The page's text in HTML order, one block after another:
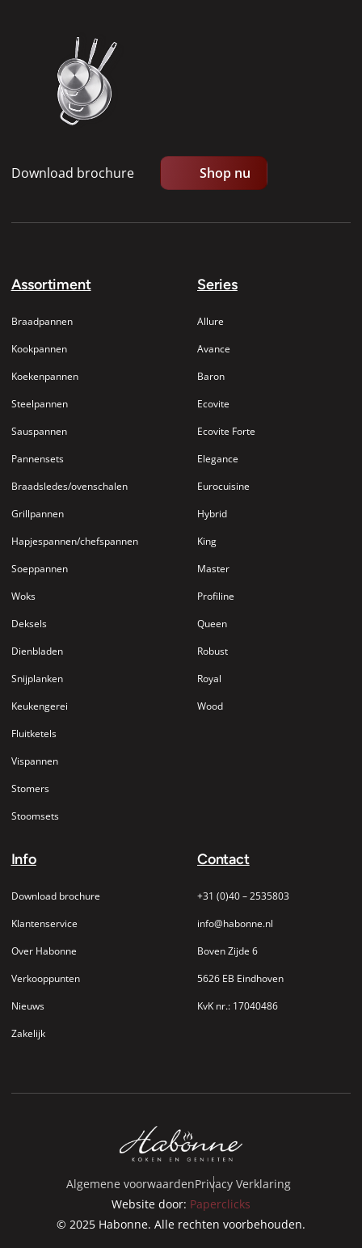
Download brochure Shop nu
Assortiment
Braadpannen
Kookpannen
Koekenpannen
Steelpannen
Sauspannen
Pannensets
Braadsledes/ovenschalen
Grillpannen
Hapjespannen/chefspannen
Soeppannen
Woks
Deksels
Dienbladen
Snijplanken
Keukengerei
Fluitketels
Vispannen
Stomers
Stoomsets
Series
Allure
Avance
Baron
Ecovite
Ecovite Forte
Elegance
Eurocuisine
Hybrid
King
Master
Profiline
Queen
Robust
Royal
Wood
Info
Download brochure
Klantenservice
Over Habonne
Verkooppunten
Nieuws
Zakelijk
Contact
+31 (0)40 – 2535803
info@habonne.nl
Boven Zijde 6
5626 EB Eindhoven
KvK nr.: 17040486
© 2025 Habonne. Alle rechten voorbehouden.
Website door: Paperclicks
Algemene voorwaardenPrivacy Verklaring